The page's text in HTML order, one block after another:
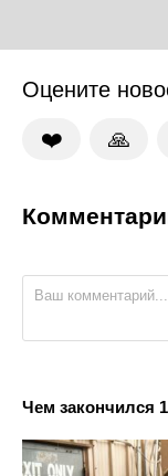
Оцените
❤️ 🙏
Чем закончился